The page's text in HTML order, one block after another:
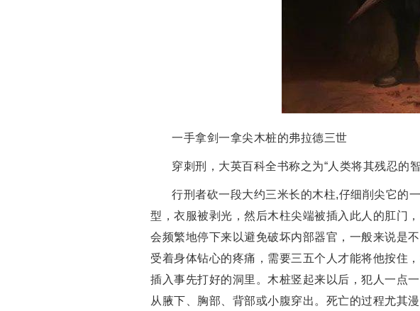
一手拿剑一拿尖木桩的弗拉德三世
穿刺刑，大英百科全书称之为“人类将其残忍的
行刑者砍一段大约三米长的木柱,仔细削尖它的
型，衣服被剥光，然后木柱尖端被插入此人的肛门
会频繁地停下来以避免破坏内部器官，一般来说是
受着身体钻心的疼痛，需要三五个人才能将他按住
插入事先打好的洞里。木桩竖起来以后，犯人一点
从腋下、胸部、背部或小腹穿出。死亡的过程尤其